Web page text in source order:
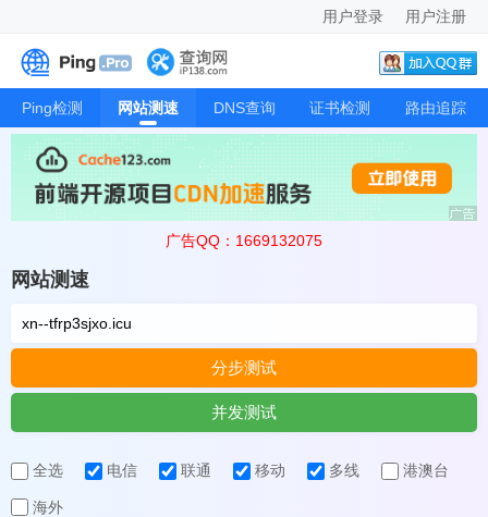
用户登录 用户注册
Ping检测 网站测速 DNS查询 证书检测 路由追踪
广告QQ：1669132075
网站测速
分步测试
并发测试
全选 电信 联通 移动 多线 港澳台
海外